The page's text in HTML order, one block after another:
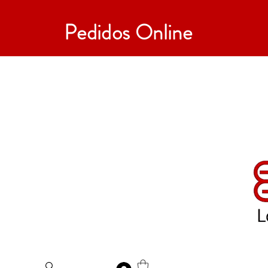
Pedidos Online